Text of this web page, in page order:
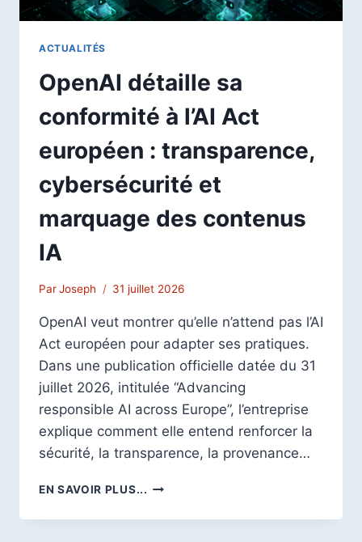
ACTUALITÉS
OpenAI détaille sa
conformité à l’AI Act
européen : transparence,
cybersécurité et
marquage des contenus
IA
ParJoseph 31 juillet 2026
OpenAI veut montrer qu’elle n’attend pas l’AI
Act européen pour adapter ses pratiques.
Dans une publication officielle datée du 31
juillet 2026, intitulée “Advancing
responsible AI across Europe”, l’entreprise
explique comment elle entend renforcer la
sécurité, la transparence, la provenance…
EN SAVOIR PLUS... OPENAI
SA